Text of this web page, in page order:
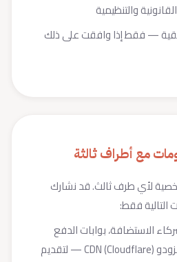
والتنظيمية
— فقط إذا وافقت على ذلك
مع أطراف ثالثة
لأي طرف ثالث. قد نشارك
التالية فقط:
الاستضافة، بوابات الدفع
(Stripe، PayPal)، مزودو CDN (Cloudflare) — لتقديم